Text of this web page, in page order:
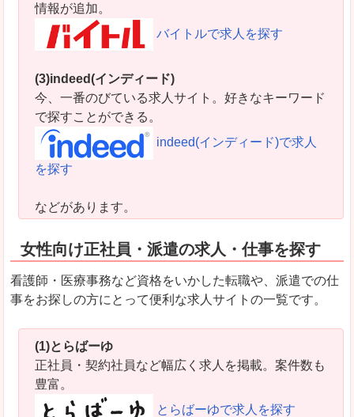
情報が追加。
バイトルで求人を探す
(3)indeed(インディード)
今、一番のびている求人サイト。好きなキーワード
で探すことができる。
indeed(インディード)で求人
を探す
などがあります。
女性向け正社員・派遣の求人・仕事を探す
看護師・医療事務など資格をいかした転職や、派遣での仕
事をお探しの方にとって便利な求人サイトの一覧です。
(1)とらばーゆ
正社員・契約社員など幅広く求人を掲載。案件数も
豊富。
とらばーゆで求人を探す